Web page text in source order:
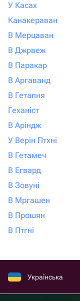
У Касах
Канакераван
В Мерцаван
В Джрвеж
В Паракар
В Аргаванд
В Гетапня
Геханіст
В Аріндж
У Верін Птхні
В Гетамеч
В Егвард
В Зовуні
В Мргашен
В Прошян
В Птгні
Українська